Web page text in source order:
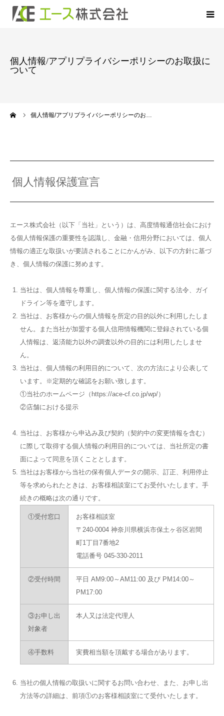
個人情報/アプリプライバシーポリシーのお取扱に
ついて
個人情報/アプリプライバシーポリシーのお…
個人情報保護宣言
エース株式会社（以下「当社」という）は、高度情報通信社会におけ
る個人情報保護の重要性を認識し、金融・信用分野においては、個人
情報の適正な取扱いが要請されることにかんがみ、以下の方針に基づ
き、個人情報の保護に努めます。
当社は、個人情報を尊重し、個人情報の保護に関する法令、ガイ
ドライン等を遵守します。
当社は、お客様からの個人情報を所定の目的以外に利用したしま
せん。また当社が加盟する個人信用情報機関に登録されている個
人情報は、返済能力以外の調査以外の目的には利用したしませ
ん。
当社は、個人情報の利用目的について、次の方法により公表して
います。※定期的な確認をお願い致します。
①当社のホームページ（https://ace-cf.co.jp/wp/）
②店舗における提示
当社は、お客様から申込み及び契約（契約中の変更情報を含む）
に際して取得する個人情報の利用目的については、当社所定の書
面によって同意を頂くこととします。
当社はお客様から当社の保有個人データの開示、訂正、利用停止
等を求められたときは、お客様相談室にてお受付いたします。手
続きの概略は次の通りです。
①受付窓口
お客様相談室
〒240-0004 神奈川県横浜市保土ヶ谷区岩間
町1丁目7番地2
電話番号 045-330-2011
②受付時間
平日 AM9:00～AM11:00 及び PM14:00～
PM17:00
③お申し出
対象者
本人又は法定代理人
④手数料 実費相当額を頂戴する場合があります。
当社の個人情報の取扱いに関するお問い合わせ、また、お申し出
方法等の詳細は、前項①のお客様相談室にて受付いたします。
お申込について
よくあるご質問
お問合せ